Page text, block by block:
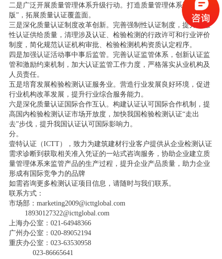
二是广泛开展质量管理体系升级行动。打造质量管理体系认证“升级
版”，拓展质量认证覆盖面。
三是深化质量认证制度改革创新。完善强制性认证制度，提升自愿
性认证供给质量，清理涉及认证、检验检测的行政许可和行业评价
制度，简化规范认证机构审批、检验检测机构资质认定程序。
四是加强认证活动事中事后监管。完善认证监管体系，创新认证监
管和激励约束机制，加大认证监管工作力度，严格落实从业机构及
人员责任。
五是培育发展检验检测认证服务业。营造行业发展良好环境，促进
行业机构改革发展，提升行业综合服务能力。
六是深化质量认证国际合作互认。构建认证认可国际合作机制，提
高国内检验检测认证市场开放度，加快我国检验检测认证“走出
去”步伐，提升我国认证认可国际影响力。
分。
壹特认证（ICTT），致力为建筑建材行业客户提供从企业检测认证
需求诊断到获取相关准入凭证的一站式咨询服务，协助企业建立质
量管理体系来监管产品的生产过程，提升企业产品质量，助力企业
形成有国际竞争力的品牌
如需咨询更多检测认证项目信息，请随时与我们联系。
联系方式：
市场部：marketing2009@icttglobal.com
18930127322@icttglobal.com
上海办公室：021-64948366
广州办公室：020-89052194
重庆办公室：023-63530958
023-86665641